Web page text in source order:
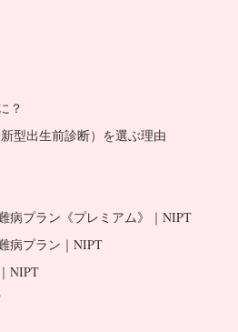
？
型出生前診断）を選ぶ理由
病プラン《プレミアム》｜NIPT
病プラン｜NIPT
NIPT